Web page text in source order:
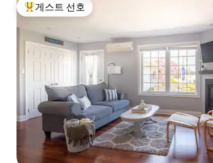
상위 게스트 선호
게스트 선호